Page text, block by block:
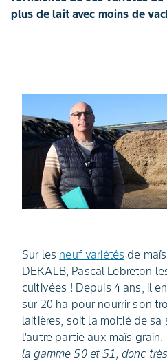
plus de lait avec moins de
Sur les neuf variétés de
DEKALB, Pascal Lebreton
cultivées ! Depuis 4 ans, il
sur 20 ha pour nourrir son
laitières, soit la moitié de sa
l’autre partie aux maïs grain.
la gamme S0 et S1, donc